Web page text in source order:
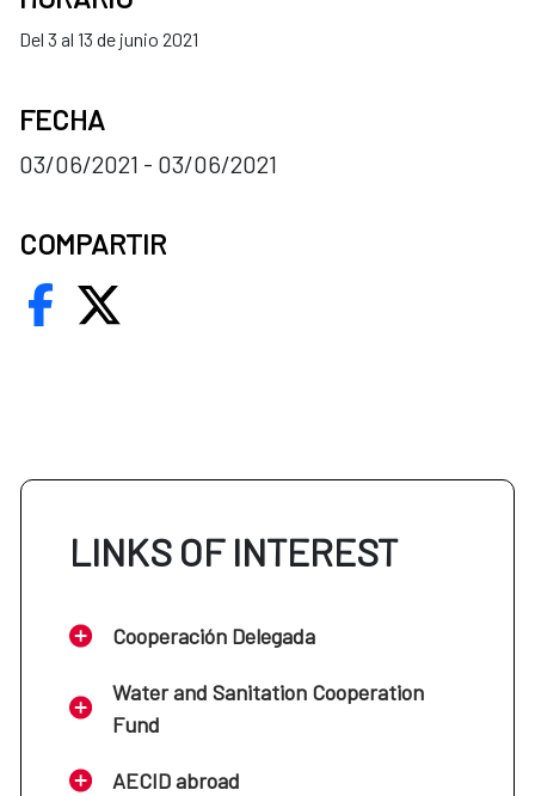
Del 3 al 13 de junio 2021
FECHA
03/06/2021 - 03/06/2021
COMPARTIR
LINKS OF INTEREST
Cooperación Delegada
Water and Sanitation Cooperation
Fund
AECID abroad